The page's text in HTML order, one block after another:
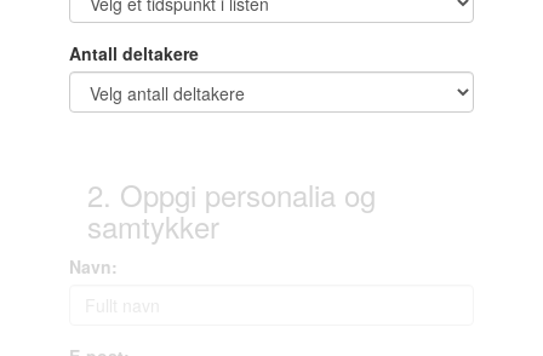
Antall deltakere
2. Oppgi personalia og
samtykker
Navn: